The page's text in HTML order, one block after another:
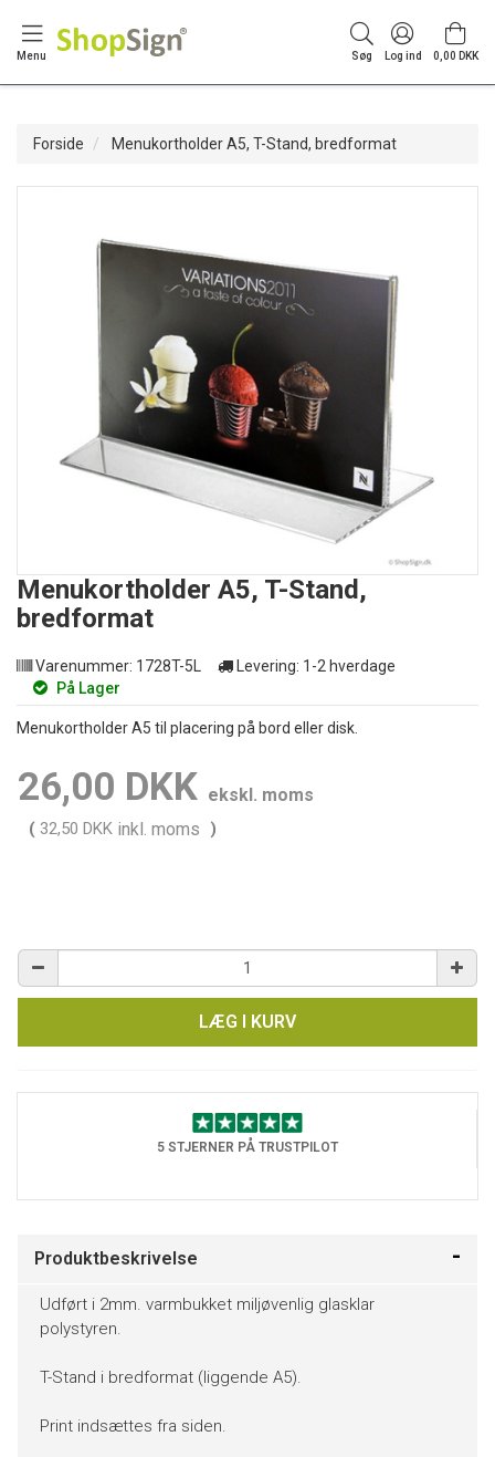
Menu Søg Log ind 0,00 DKK
Forside Menukortholder A5, T-Stand, bredformat
Menukortholder A5, T-Stand,
bredformat
Varenummer: 1728T-5L Levering: 1-2 hverdage
På Lager
Menukortholder A5 til placering på bord eller disk.
26,00 DKK ekskl. moms
( 32,50 DKK inkl. moms )
LÆG I KURV
5 STJERNER PÅ TRUSTPILOT
Produktbeskrivelse
Udført i 2mm. varmbukket miljøvenlig glasklar
polystyren.
T-Stand i bredformat (liggende A5).
Print indsættes fra siden.